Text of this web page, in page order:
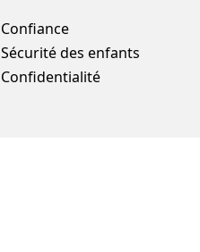
Confiance
Sécurité des enfants
Confidentialité